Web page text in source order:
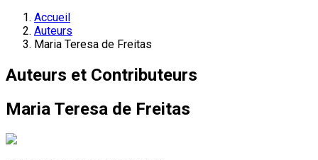
Accueil
Auteurs
Maria Teresa de Freitas
Auteurs et Contributeurs
Maria Teresa de Freitas